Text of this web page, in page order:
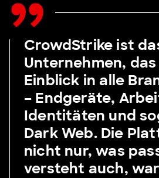
CrowdStrike ist
Unternehmen, das
Einblick in alle
– Endgeräte,
Identitäten und
Dark Web. Die
nicht nur, was
versteht auch,